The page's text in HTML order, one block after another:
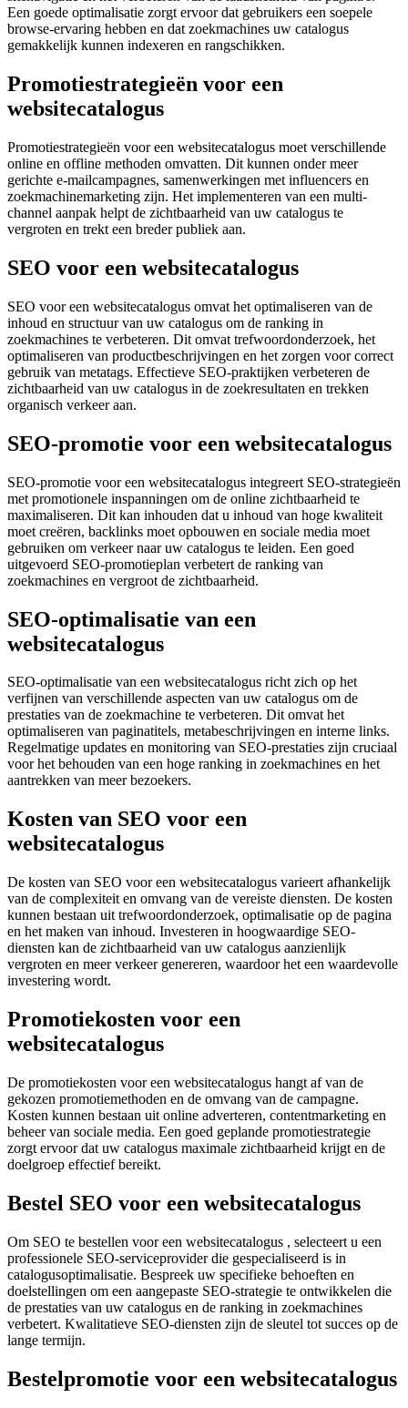
Een goede optimalisatie zorgt ervoor dat gebruikers een soepele
browse-ervaring hebben en dat zoekmachines uw catalogus
gemakkelijk kunnen indexeren en rangschikken.
Promotiestrategieën voor een
websitecatalogus
Promotiestrategieën voor een websitecatalogus moet verschillende
online en offline methoden omvatten. Dit kunnen onder meer
gerichte e-mailcampagnes, samenwerkingen met influencers en
zoekmachinemarketing zijn. Het implementeren van een multi-
channel aanpak helpt de zichtbaarheid van uw catalogus te
vergroten en trekt een breder publiek aan.
SEO voor een websitecatalogus
SEO voor een websitecatalogus omvat het optimaliseren van de
inhoud en structuur van uw catalogus om de ranking in
zoekmachines te verbeteren. Dit omvat trefwoordonderzoek, het
optimaliseren van productbeschrijvingen en het zorgen voor correct
gebruik van metatags. Effectieve SEO-praktijken verbeteren de
zichtbaarheid van uw catalogus in de zoekresultaten en trekken
organisch verkeer aan.
SEO-promotie voor een websitecatalogus
SEO-promotie voor een websitecatalogus integreert SEO-strategieën
met promotionele inspanningen om de online zichtbaarheid te
maximaliseren. Dit kan inhouden dat u inhoud van hoge kwaliteit
moet creëren, backlinks moet opbouwen en sociale media moet
gebruiken om verkeer naar uw catalogus te leiden. Een goed
uitgevoerd SEO-promotieplan verbetert de ranking van
zoekmachines en vergroot de zichtbaarheid.
SEO-optimalisatie van een
websitecatalogus
SEO-optimalisatie van een websitecatalogus richt zich op het
verfijnen van verschillende aspecten van uw catalogus om de
prestaties van de zoekmachine te verbeteren. Dit omvat het
optimaliseren van paginatitels, metabeschrijvingen en interne links.
Regelmatige updates en monitoring van SEO-prestaties zijn cruciaal
voor het behouden van een hoge ranking in zoekmachines en het
aantrekken van meer bezoekers.
Kosten van SEO voor een
websitecatalogus
De kosten van SEO voor een websitecatalogus varieert afhankelijk
van de complexiteit en omvang van de vereiste diensten. De kosten
kunnen bestaan ​​uit trefwoordonderzoek, optimalisatie op de pagina
en het maken van inhoud. Investeren in hoogwaardige SEO-
diensten kan de zichtbaarheid van uw catalogus aanzienlijk
vergroten en meer verkeer genereren, waardoor het een waardevolle
investering wordt.
Promotiekosten voor een
websitecatalogus
De promotiekosten voor een websitecatalogus hangt af van de
gekozen promotiemethoden en de omvang van de campagne.
Kosten kunnen bestaan ​​uit online adverteren, contentmarketing en
beheer van sociale media. Een goed geplande promotiestrategie
zorgt ervoor dat uw catalogus maximale zichtbaarheid krijgt en de
doelgroep effectief bereikt.
Bestel SEO voor een websitecatalogus
Om SEO te bestellen voor een websitecatalogus , selecteert u een
professionele SEO-serviceprovider die gespecialiseerd is in
catalogusoptimalisatie. Bespreek uw specifieke behoeften en
doelstellingen om een ​​aangepaste SEO-strategie te ontwikkelen die
de prestaties van uw catalogus en de ranking in zoekmachines
verbetert. Kwalitatieve SEO-diensten zijn de sleutel tot succes op de
lange termijn.
Bestelpromotie voor een websitecatalogus